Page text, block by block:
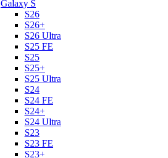
Galaxy S
S26
S26+
S26 Ultra
S25 FE
S25
S25+
S25 Ultra
S24
S24 FE
S24+
S24 Ultra
S23
S23 FE
S23+